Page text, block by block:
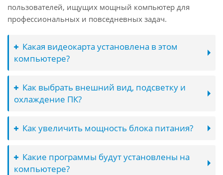
пользователей, ищущих мощный компьютер для
профессиональных и повседневных задач.
Какая видеокарта установлена в этом
компьютере?
Как выбрать внешний вид, подсветку и
охлаждение ПК?
Как увеличить мощность блока питания?
Какие программы будут установлены на
компьютере?